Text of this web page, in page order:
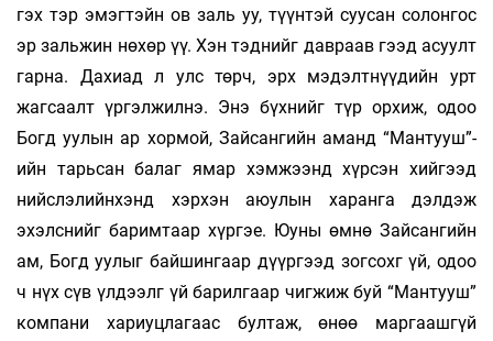
гэх тэр эмэгтэйн ов заль уу, түүнтэй суусан солонгос
эр заль­жин нөхөр үү. Хэн тэднийг давраав гээд асуулт
гарна. Дахиад л улс төрч, эрх мэдэлтнүүдийн урт
жагсаалт үргэлжилнэ. Энэ бүхнийг түр орхиж, одоо
Богд уулын ар хормой, Зайсангийн аманд “Мантууш”-
ийн тарьсан балаг ямар хэмжээнд хүрсэн хийгээд
нийслэлийнхэнд хэрхэн аюулын харанга дэлдэж
эхэлснийг баримтаар хүргэе. Юуны өмнө Зайсангийн
ам, Богд уулыг бай­шингаар дүүргээд зогсохг үй, одоо
ч нүх сүв үлдээлг үй барилгаар чигжиж буй “Мантууш”
ком­пани хариуцлагаас бултаж, өнөө маргаашгүй